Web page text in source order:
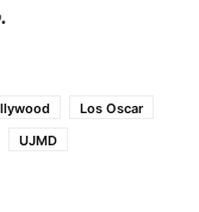
Los Oscar
UJMD